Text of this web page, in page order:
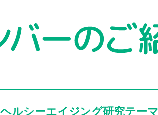
ヘルシーエイジング研究テーマ